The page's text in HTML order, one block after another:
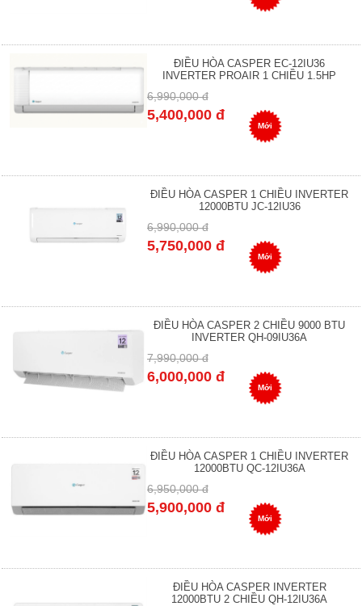
ĐIỀU HÒA CASPER EC-12IU36
INVERTER PROAIR 1 CHIỀU 1.5HP
6,990,000 đ
5,400,000 đ
Mới
ĐIỀU HÒA CASPER 1 CHIỀU INVERTER
12000BTU JC-12IU36
6,990,000 đ
5,750,000 đ
Mới
ĐIỀU HÒA CASPER 2 CHIỀU 9000 BTU
INVERTER QH-09IU36A
7,990,000 đ
6,000,000 đ
Mới
ĐIỀU HÒA CASPER 1 CHIỀU INVERTER
12000BTU QC-12IU36A
6,950,000 đ
5,900,000 đ
Mới
ĐIỀU HÒA CASPER INVERTER
12000BTU 2 CHIỀU QH-12IU36A